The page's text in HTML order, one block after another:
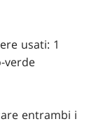
usati: 1
verde
entrambi i